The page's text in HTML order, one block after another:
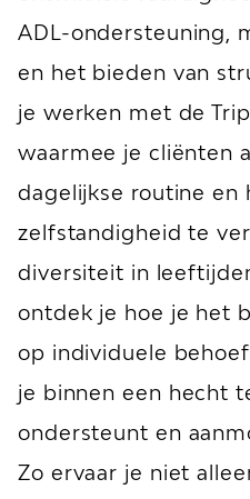
ADL-ondersteuning,
en het bieden van
je werken met de
waarmee je cliënten
dagelijkse routine en
zelfstandigheid te
diversiteit in
ontdek je hoe je het
op individuele
je binnen een hecht
ondersteunt en
Zo ervaar je niet